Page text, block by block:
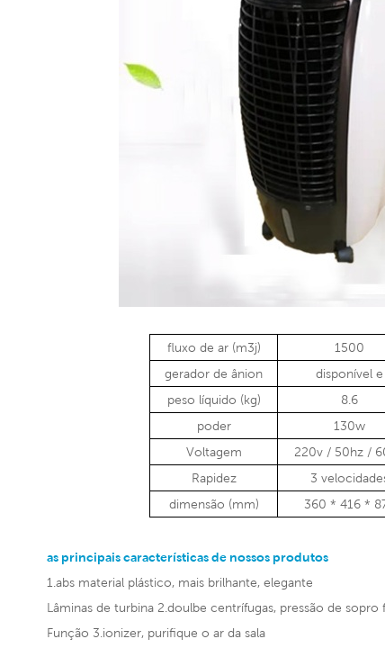
fluxo de ar (m3j) 1500
gerador de ânion
disponívele
peso líquido (kg)
8.6
poder
130w
Voltagem
220v / 50hz /
Rapidez
3
dimensão (mm)
360 * 416 *
as principais características de nossos produtos
1.abs material plástico, mais brilhante, elegante
Lâminas de turbina 2.doulbe centrífugas, pressão de
Função 3.ionizer, purifique o ar da sala